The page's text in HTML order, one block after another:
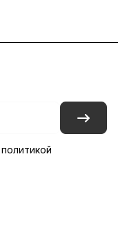
политикой